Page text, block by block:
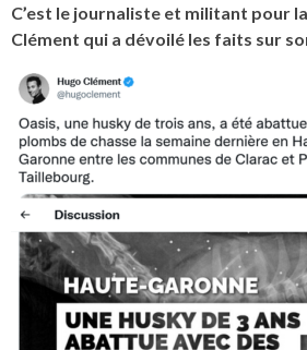
C’est le journaliste et militant pour
Clément qui a dévoilé les faits sur